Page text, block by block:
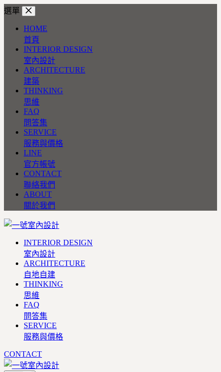
跳
選單
HOME
首頁
INTERIOR DESIGN
室內設計
ARCHITECTURE
建築
THINKING
思維
FAQ
問答集
SERVICE
服務與價格
LINE
官方帳號
CONTACT
聯絡我們
ABOUT
關於我們
INTERIOR DESIGN
室內設計
ARCHITECTURE
自地自建
THINKING
思維
FAQ
問答集
SERVICE
服務與價格
CONTACT